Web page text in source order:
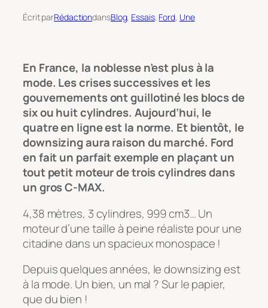
Écrit parRédactiondansBlog, Essais, Ford, Une
En France, la noblesse n’est plus à la
mode. Les crises successives et les
gouvernements ont guillotiné les blocs de
six ou huit cylindres. Aujourd’hui, le
quatre en ligne est la norme. Et bientôt, le
downsizing aura raison du marché. Ford
en fait un parfait exemple en plaçant un
tout petit moteur de trois cylindres dans
un gros C-MAX.
4,38 mètres, 3 cylindres, 999 cm3… Un
moteur d’une taille à peine réaliste pour une
citadine dans un spacieux monospace !
Depuis quelques années, le downsizing est
à la mode. Un bien, un mal ? Sur le papier,
que du bien !